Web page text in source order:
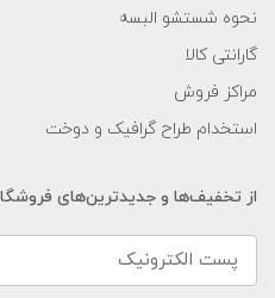
نحوه شستشو البسه
گارانتی کالا
مراکز فروش
استخدام طراح گرافیک و دوخت
از تخفیف‌ها و جدیدترین‌های